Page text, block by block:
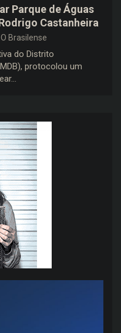
Parque de Águas
Castanheira
O Brasilense
do Distrito
protocolou um